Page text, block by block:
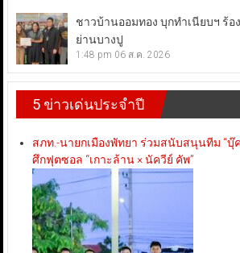
ชาวบ้านออมทอง บุกทำเนียบฯ ร้
ย่านบางปู
1:48 pm 06 ส.ค. 2026
5 ข่าวเด่นประจำปี
สภท.-นายกเมืองพัทยา ร่วมสนับสนุนทีม “บุ๊
ศึกฟุตซอล “เกาะล้าน × นัควีย์ คัพ”